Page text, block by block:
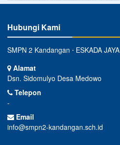
Hubungi Kami
SMPN 2 Kandangan ⋅ ESKADA JAYA
Alamat
Dsn. Sidomulyo Desa Medowo
Telepon
-
Email
info@smpn2-kandangan.sch.id